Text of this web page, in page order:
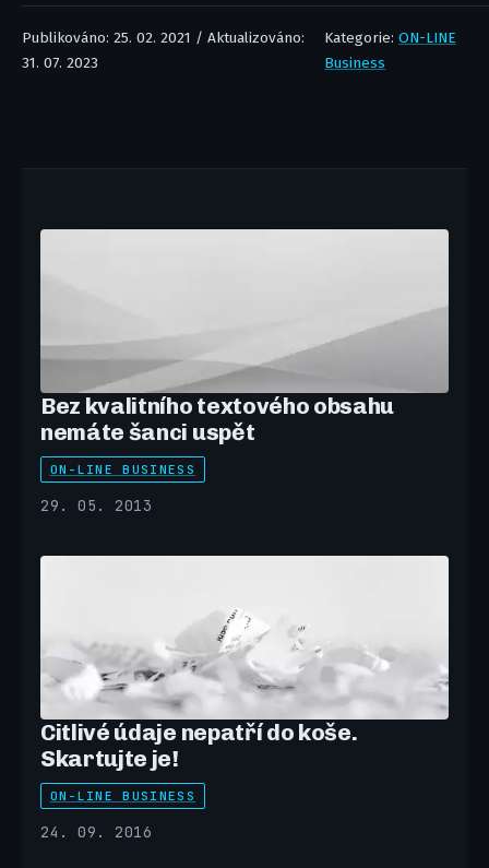
Publikováno: 25. 02. 2021 / Aktualizováno:
31. 07. 2023
Kategorie:ON-LINE
Business
Bez kvalitního textového obsahu
nemáte šanci uspět
ON-LINE BUSINESS
29. 05. 2013
Citlivé údaje nepatří do koše.
Skartujte je!
ON-LINE BUSINESS
24. 09. 2016